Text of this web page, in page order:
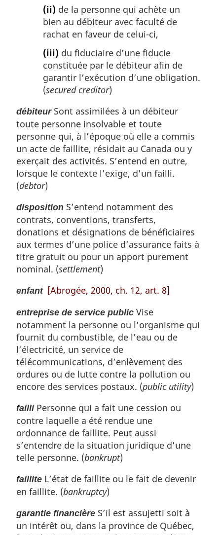
(ii) de la personne qui achète un
bien au débiteur avec faculté de
rachat en faveur de celui-ci,
(iii) du fiduciaire d’une fiducie
constituée par le débiteur afin de
garantir l’exécution d’une obligation.
(secured creditor)
débiteurSont assimilées à un débiteur
toute personne insolvable et toute
personne qui, à l’époque où elle a commis
un acte de faillite, résidait au Canada ou y
exerçait des activités. S’entend en outre,
lorsque le contexte l’exige, d’un failli.
(debtor)
disposition S’entend notamment des
contrats, conventions, transferts,
donations et désignations de bénéficiaires
aux termes d’une police d’assurance faits à
titre gratuit ou pour un apport purement
nominal. (settlement)
enfant [Abrogée, 2000, ch. 12, art. 8]
entreprise de service public Vise
notamment la personne ou l’organisme qui
fournit du combustible, de l’eau ou de
l’électricité, un service de
télécommunications, d’enlèvement des
ordures ou de lutte contre la pollution ou
encore des services postaux. (public utility)
failliPersonne qui a fait une cession ou
contre laquelle a été rendue une
ordonnance de faillite. Peut aussi
s’entendre de la situation juridique d’une
telle personne. (bankrupt)
faillite L’état de faillite ou le fait de devenir
en faillite. (bankruptcy)
garantie financière S’il est assujetti soit à
un intérêt ou, dans la province de Québec,